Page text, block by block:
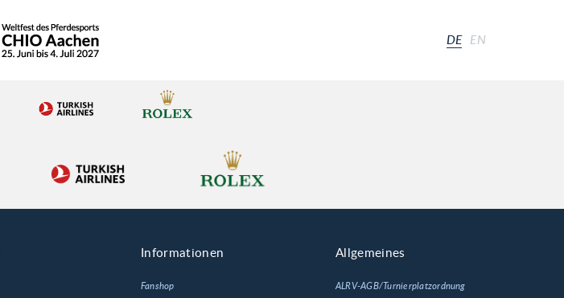
DE EN
Informationen
Fanshop
Allgemeines
ALRV-AGB/Turnierplatzordnung